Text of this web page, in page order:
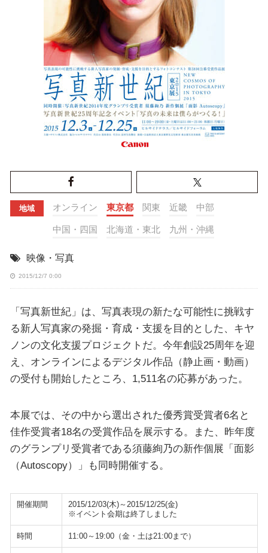
地域 オンライン 東京都 関東 近畿 中部
中国・四国 北海道・東北 九州・沖縄
映像・写真
2015/12/7 0:00
「写真新世紀」は、写真表現の新たな可能性に挑戦す
る新人写真家の発掘・育成・支援を目的とした、キヤ
ノンの文化支援プロジェクトだ。今年創設25周年を迎
え、オンラインによるデジタル作品（静止画・動画）
の受付も開始したところ、1,511名の応募があった。
本展では、その中から選出された優秀賞受賞者6名と
佳作受賞者18名の受賞作品を展示する。また、昨年度
のグランプリ受賞者である須藤絢乃の新作個展「面影
（Autoscopy）」も同時開催する。
開催期間
2015/12/03(木)～2015/12/25(金)
※イベント会期は終了しました
時間 11:00～19:00（金・土は21:00まで）